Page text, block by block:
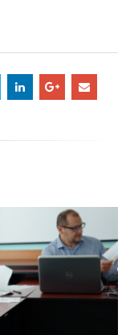
Raional Soroca din
Angela în [...]